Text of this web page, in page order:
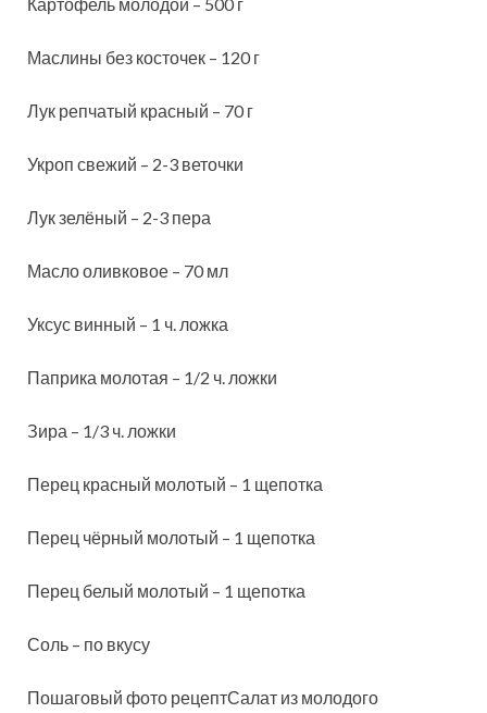
Маслины без косточек – 120 г
Лук репчатый красный – 70 г
Укроп свежий – 2-3 веточки
Лук зелёный – 2-3 пера
Масло оливковое – 70 мл
Уксус винный – 1 ч. ложка
Паприка молотая – 1/2 ч. ложки
Зира – 1/3 ч. ложки
Перец красный молотый – 1 щепотка
Перец чёрный молотый – 1 щепотка
Перец белый молотый – 1 щепотка
Соль – по вкусу
Пошаговый фото рецептСалат из молодого